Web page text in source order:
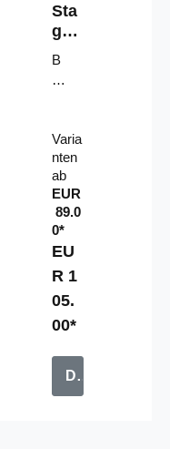
Sta
geri
ser-
LE
D-
el
B
un
mi
t
Fe
rn
be
di
en
u
n
g
Varia
nten
ab
EUR
89.0
0*
EU
R 1
05.
00*
Details